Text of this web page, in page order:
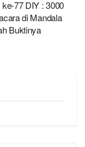
77 DIY : 3000
di Mandala
Buktinya